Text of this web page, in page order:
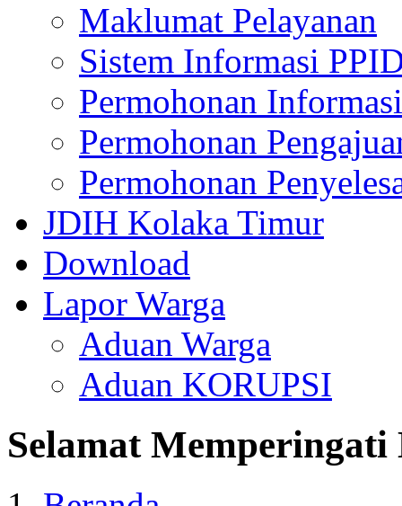
Maklumat Pelayanan
Sistem Informasi
Permohonan
Permohonan
Permohonan
JDIH Kolaka Timur
Download
Lapor Warga
Aduan Warga
Aduan KORUPSI
Selamat